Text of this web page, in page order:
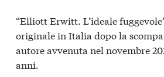
“Elliott Erwitt. L’ideale
originale in Italia dopo la
autore avvenuta nel novembre
anni.